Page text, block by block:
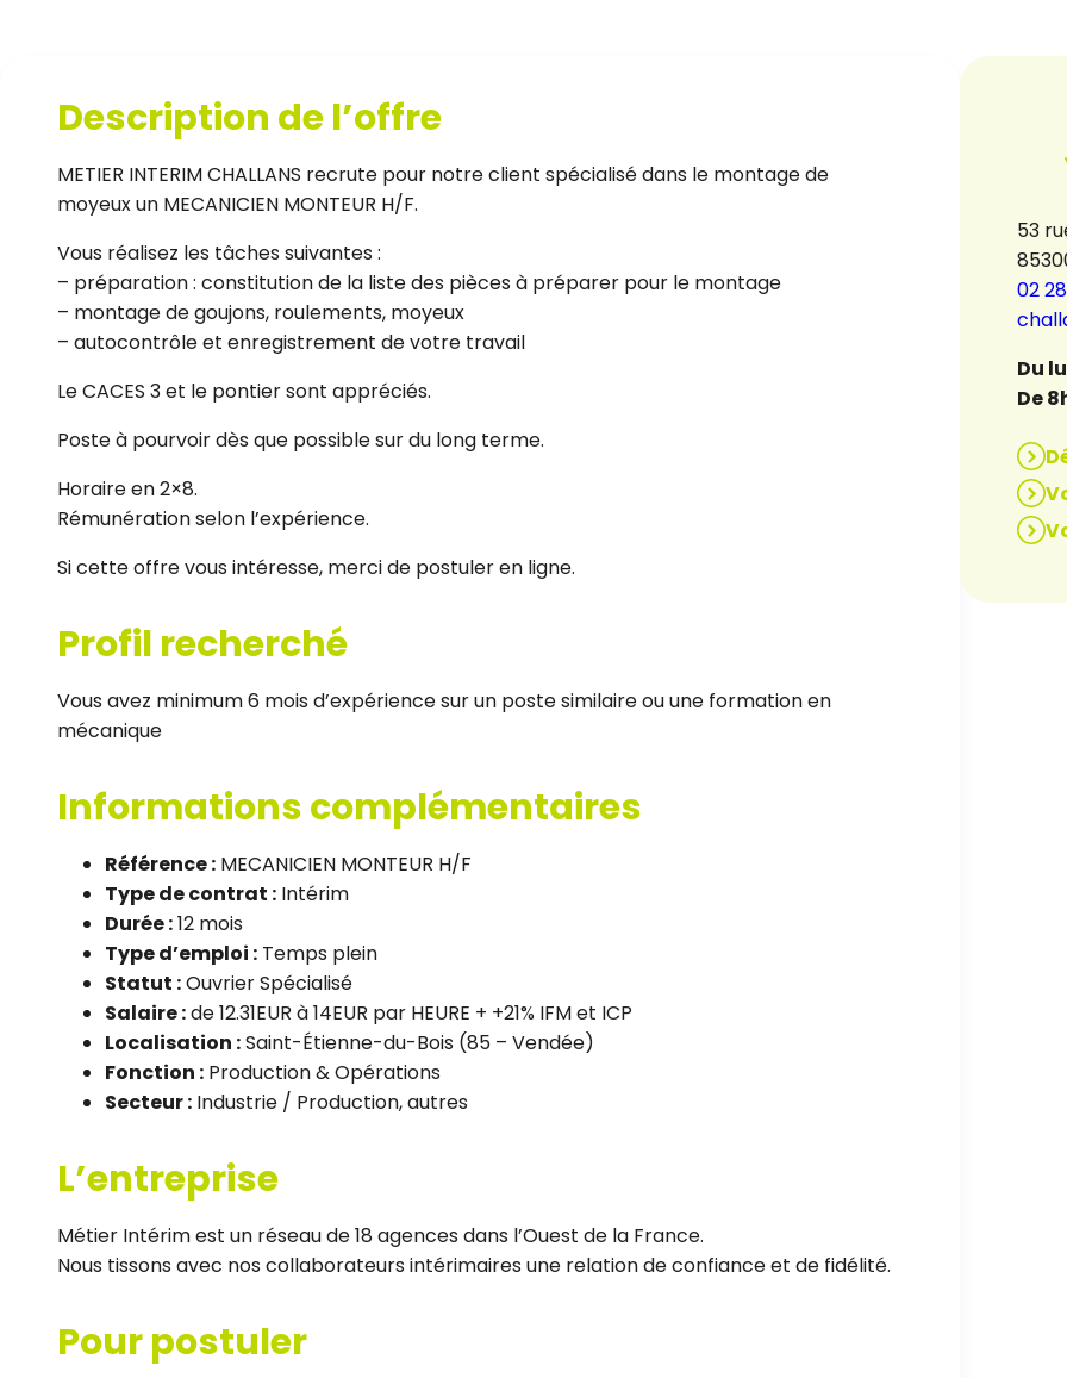
Description de l’offre
METIER INTERIM CHALLANS recrute pour notre client spécialisé dans le montage de
moyeux un MECANICIEN MONTEUR H/F.
Vous réalisez les tâches suivantes :
– préparation : constitution de la liste des pièces à préparer pour le montage
– montage de goujons, roulements, moyeux
– autocontrôle et enregistrement de votre travail
Le CACES 3 et le pontier sont appréciés.
Poste à pourvoir dès que possible sur du long terme.
Horaire en 2×8.
Rémunération selon l’expérience.
Si cette offre vous intéresse, merci de postuler en ligne.
Profil recherché
Vous avez minimum 6 mois d’expérience sur un poste similaire ou une formation en
mécanique
Informations complémentaires
Référence : MECANICIEN MONTEUR H/F
Type de contrat : Intérim
Durée :12 mois
Type d’emploi : Temps plein
Statut :Ouvrier Spécialisé
Salaire :de 12.31EUR à 14EUR par HEURE + +21% IFM et ICP
Localisation :Saint-Étienne-du-Bois (85 – Vendée)
Fonction : Production & Opérations
Secteur : Industrie / Production, autres
L’entreprise
Métier Intérim est un réseau de 18 agences dans l’Ouest de la France.
Nous tissons avec nos collaborateurs intérimaires une relation de confiance et de fidélité.
Pour postuler
53
02
Du
De